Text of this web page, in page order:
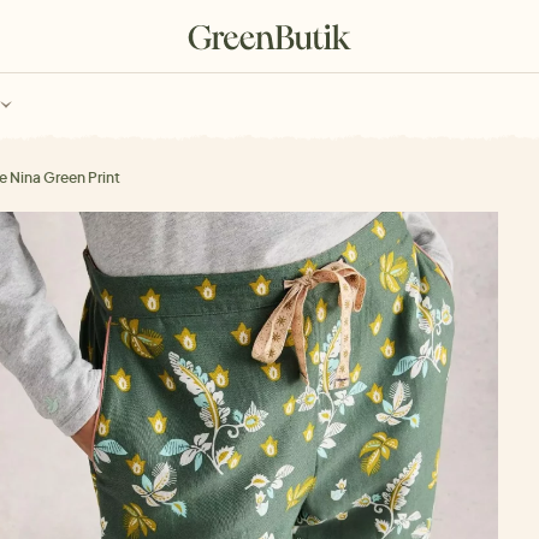
Nina Green Print